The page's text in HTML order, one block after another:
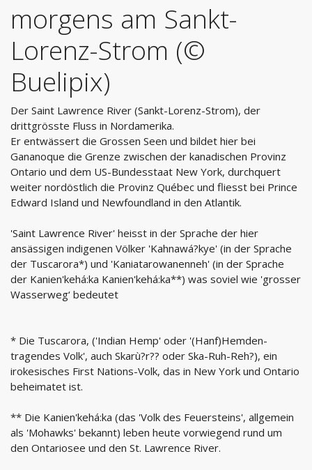
morgens am Sankt-
Lorenz-Strom (©
Buelipix)
Der Saint Lawrence River (Sankt-Lorenz-Strom), der
drittgrösste Fluss in Nordamerika.
Er entwässert die Grossen Seen und bildet hier bei
Gananoque die Grenze zwischen der kanadischen Provinz
Ontario und dem US-Bundesstaat New York, durchquert
weiter nordöstlich die Provinz Québec und fliesst bei Prince
Edward Island und Newfoundland in den Atlantik.
'Saint Lawrence River' heisst in der Sprache der hier
ansässigen indigenen Völker 'Kahnawá?kye' (in der Sprache
der Tuscarora*) und 'Kaniatarowanenneh' (in der Sprache
der Kanien'kehá:ka Kanien'kehá:ka**) was soviel wie 'grosser
Wasserweg‘ bedeutet
* Die Tuscarora, ('Indian Hemp' oder '(Hanf)Hemden-
tragendes Volk', auch Skarù?r?? oder Ska-Ruh-Reh?), ein
irokesisches First Nations-Volk, das in New York und Ontario
beheimatet ist.
** Die Kanien'kehá:ka (das 'Volk des Feuersteins', allgemein
als 'Mohawks' bekannt) leben heute vorwiegend rund um
den Ontariosee und den St. Lawrence River.